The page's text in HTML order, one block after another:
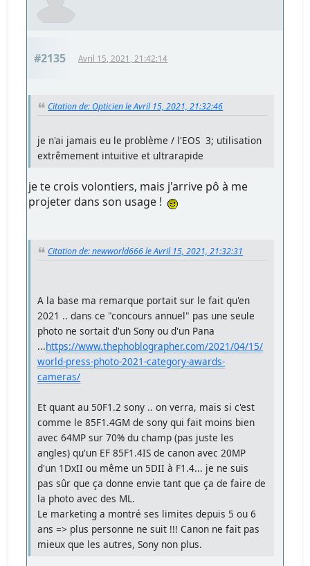
#2135 Avril 15, 2021, 21:42:14
Citation de: Opticien le Avril 15, 2021, 21:32:46
je n'ai jamais eu le problème / l'EOS 3; utilisation
extrêmement intuitive et ultrarapide
je te crois volontiers, mais j'arrive pô à me
projeter dans son usage !
Citation de: newworld666 le Avril 15, 2021, 21:32:31
A la base ma remarque portait sur le fait qu'en
2021 .. dans ce "concours annuel" pas une seule
photo ne sortait d'un Sony ou d'un Pana
...https://www.thephoblographer.com/2021/04/15/
world-press-photo-2021-category-awards-
cameras/
Et quant au 50F1.2 sony .. on verra, mais si c'est
comme le 85F1.4GM de sony qui fait moins bien
avec 64MP sur 70% du champ (pas juste les
angles) qu'un EF 85F1.4IS de canon avec 20MP
d'un 1DxII ou même un 5DII à F1.4... je ne suis
pas sûr que ça donne envie tant que ça de faire de
la photo avec des ML.
Le marketing a montré ses limites depuis 5 ou 6
ans => plus personne ne suit !!! Canon ne fait pas
mieux que les autres, Sony non plus.